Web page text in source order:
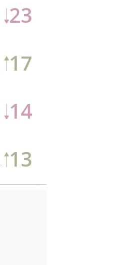
23
13
17
14